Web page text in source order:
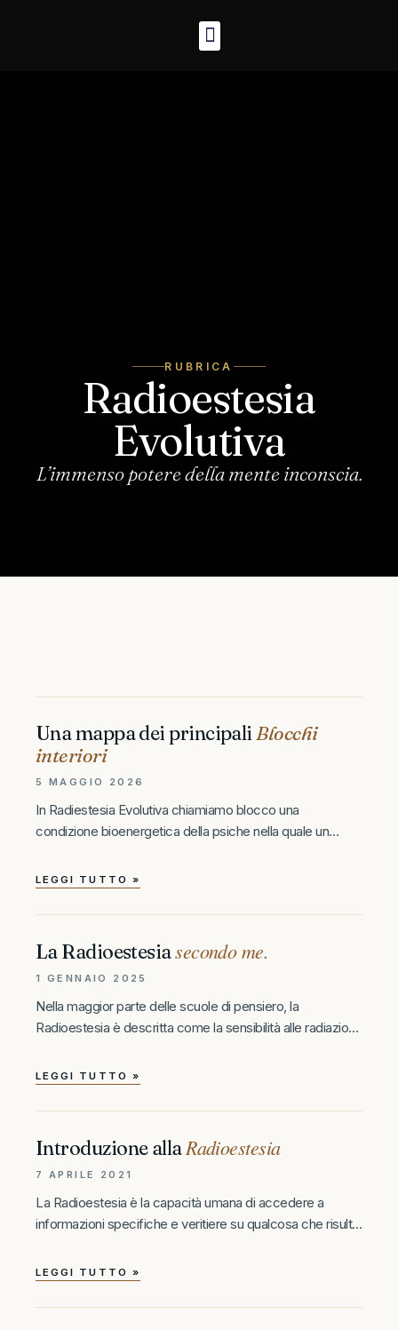
RUBRICA
Radioestesia
Evolutiva
L’immenso potere della mente inconscia.
Una mappa dei principaliBlocchi
interiori
5 MAGGIO 2026
In Radiestesia Evolutiva chiamiamo blocco una
condizione bioenergetica della psiche nella quale un
inaccessibile e non si riesce a produrre un cambiamento
LEGGI TUTTO »
La Radioestesiasecondo me.
1 GENNAIO 2025
Nella maggior parte delle scuole di pensiero, la
Radioestesia è descritta come la sensibilità alle radiazioni,
d’accordo con questa definizione. A mio avviso, la
LEGGI TUTTO »
Introduzione allaRadioestesia
7 APRILE 2021
La Radioestesia è la capacità umana di accedere a
informazioni specifiche e veritiere su qualcosa che risulta
includono la presenza di acqua o petrolio nel sottosuolo,
LEGGI TUTTO »